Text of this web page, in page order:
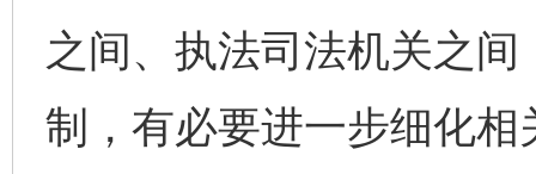
之间、执法司法机关之
制，有必要进一步细化